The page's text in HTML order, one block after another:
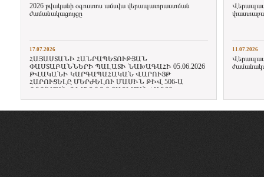
2026 թվականի օգոստոս ամսվա վերապատրաստման
ժամանակացույցը
17.07.2026
ՀԱՅԱՍՏԱՆԻ ՀԱՆՐԱՊԵՏՈՒԹՅԱՆ
ՓԱՍՏԱԲԱՆՆԵՐԻ ՊԱԼԱՏԻ ՆԱԽԱԳԱՀԻ 05.06.2026
ԹՎԱԿԱՆԻ ԿԱՐԳԱՊԱՀԱԿԱՆ ՎԱՐՈՒՅԹ
ՀԱՐՈՒՑԵԼԸ ՄԵՐԺԵԼՈՒ ՄԱՍԻՆ ԹԻՎ 506-Ա
ՈՐՈՇՄԱՆ ԴԵՄ ԲՈՂՈՔԱՐԿՄԱՆ ՀԱՐՑԸ
11.07.2026